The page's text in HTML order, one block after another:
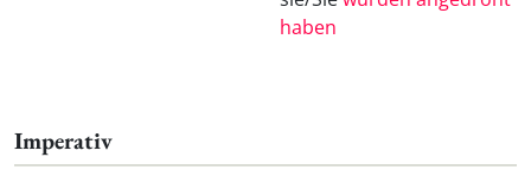
haben
Imperativ